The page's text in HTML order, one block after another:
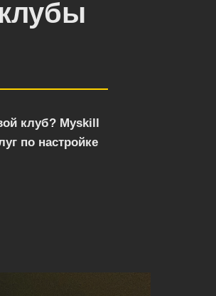
клуб? Myskill
по настройке